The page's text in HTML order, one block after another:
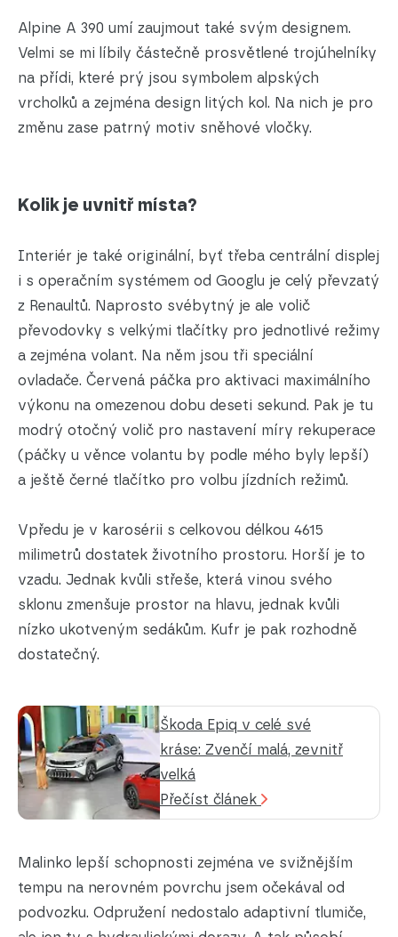
Alpine A 390 umí zaujmout také svým designem.
Velmi se mi líbily částečně prosvětlené trojúhelníky
na přídi, které prý jsou symbolem alpských
vrcholků a zejména design litých kol. Na nich je pro
změnu zase patrný motiv sněhové vločky.
Kolik je uvnitř místa?
Interiér je také originální, byť třeba centrální displej
i s operačním systémem od Googlu je celý převzatý
z Renaultů. Naprosto svébytný je ale volič
převodovky s velkými tlačítky pro jednotlivé režimy
a zejména volant. Na něm jsou tři speciální
ovladače. Červená páčka pro aktivaci maximálního
výkonu na omezenou dobu deseti sekund. Pak je tu
modrý otočný volič pro nastavení míry rekuperace
(páčky u věnce volantu by podle mého byly lepší)
a ještě černé tlačítko pro volbu jízdních režimů.
Vpředu je v karosérii s celkovou délkou 4615
milimetrů dostatek životního prostoru. Horší je to
vzadu. Jednak kvůli střeše, která vinou svého
sklonu zmenšuje prostor na hlavu, jednak kvůli
nízko ukotveným sedákům. Kufr je pak rozhodně
dostatečný.
Škoda Epiq v celé své
kráse: Zvenčí malá, zevnitř
velká
Přečíst článek
Malinko lepší schopnosti zejména ve svižnějším
tempu na nerovném povrchu jsem očekával od
podvozku. Odpružení nedostalo adaptivní tlumiče,